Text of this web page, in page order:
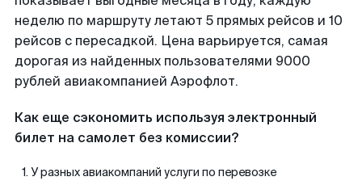
неделю по маршруту летают 5 прямых рейсов и 10
рейсов с пересадкой. Цена варьируется, самая
дорогая из найденных пользователями 9000
рублей авиакомпанией Аэрофлот.
Как еще сэкономить используя электронный
билет на самолет без комиссии?
У разных авиакомпаний услуги по перевозке